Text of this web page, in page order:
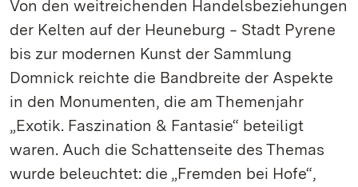
Von den weitreichenden Handelsbeziehungen
der Kelten auf der Heuneburg ‒ Stadt Pyrene
bis zur modernen Kunst der Sammlung
Domnick reichte die Bandbreite der Aspekte
in den Monumenten, die am Themenjahr
„Exotik. Faszination & Fantasie“ beteiligt
waren. Auch die Schattenseite des Themas
wurde beleuchtet: die „Fremden bei Hofe“,